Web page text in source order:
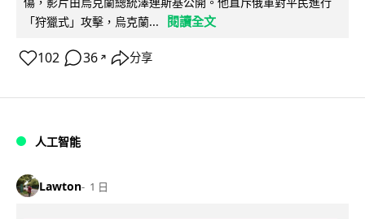
「狩獵式」攻擊，烏克蘭...
閱讀全文
102 36 ↗ 分享
人工智能
Lawton 1 日